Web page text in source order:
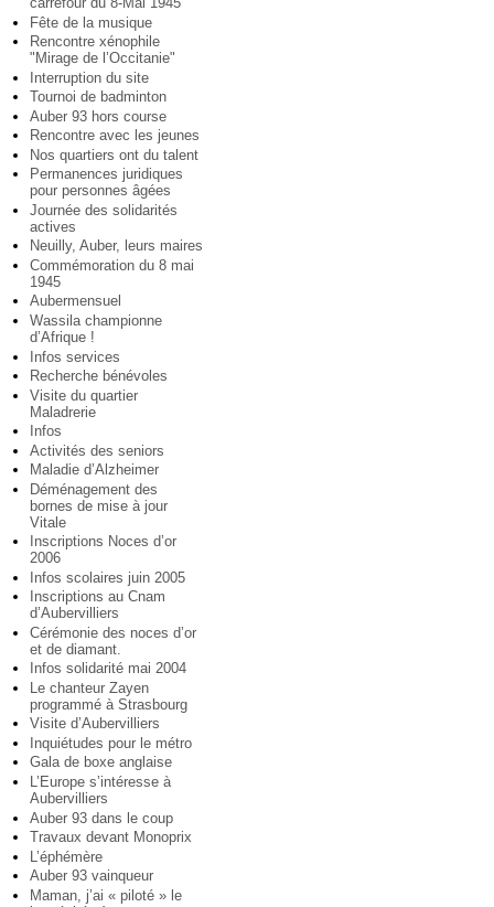
Fête de la musique
Rencontre xénophile
"Mirage de l’Occitanie"
Interruption du site
Tournoi de badminton
Auber 93 hors course
Rencontre avec les jeunes
Nos quartiers ont du talent
Permanences juridiques
pour personnes âgées
Journée des solidarités
actives
Neuilly, Auber, leurs maires
Commémoration du 8 mai
1945
Aubermensuel
Wassila championne
d’Afrique !
Infos services
Recherche bénévoles
Visite du quartier
Maladrerie
Infos
Activités des seniors
Maladie d’Alzheimer
Déménagement des
bornes de mise à jour
Vitale
Inscriptions Noces d’or
2006
Infos scolaires juin 2005
Inscriptions au Cnam
d’Aubervilliers
Cérémonie des noces d’or
et de diamant.
Infos solidarité mai 2004
Le chanteur Zayen
programmé à Strasbourg
Visite d’Aubervilliers
Inquiétudes pour le métro
Gala de boxe anglaise
L’Europe s’intéresse à
Aubervilliers
Auber 93 dans le coup
Travaux devant Monoprix
L’éphémère
Auber 93 vainqueur
Maman, j’ai « piloté » le